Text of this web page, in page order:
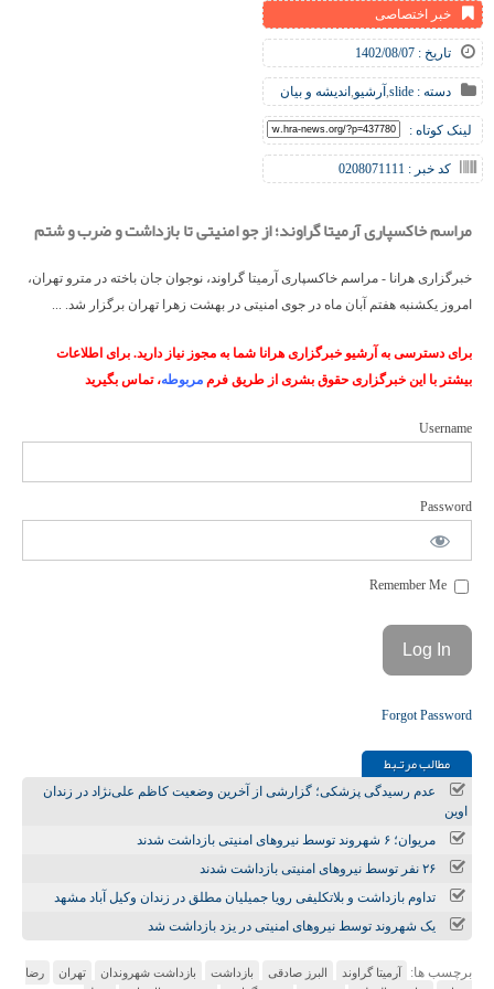
خبر اختصاصی
تاریخ : 1402/08/07
دسته : slide
,آرشیو,اندیشه و بیان
لینک کوتاه :
کد خبر : 0208071111
مراسم خاکسپاری آرمیتا گراوند؛ از جو امنیتی تا بازداشت و ضرب و شتم
خبرگزاری هرانا - مراسم خاکسپاری آرمیتا گراوند، نوجوان جان باخته در مترو تهران،
امروز یکشنبه هفتم آبان ماه در جوی امنیتی در بهشت زهرا تهران برگزار شد. ...
برای دسترسی به آرشیو خبرگزاری هرانا شما به مجوز نیاز دارید. برای اطلاعات
بیشتر با این خبرگزاری حقوق بشری از طریق فرم مربوطه، تماس بگیرید
Username
Password
Forgot Password
مطالب مرتـبط
عدم رسیدگی پزشکی؛ گزارشی از آخرین وضعیت کاظم علی‌نژاد در زندان
اوین
مریوان؛ ۶ شهروند توسط نیروهای امنیتی بازداشت شدند
۲۶ نفر توسط نیروهای امنیتی بازداشت شدند
تداوم بازداشت و بلاتکلیفی رویا جمیلیان مطلق در زندان وکیل آباد مشهد
یک شهروند توسط نیروهای امنیتی در یزد بازداشت شد
برچسب ها: آرمیتا گراوند البرز صادقی بازداشت بازداشت شهروندان تهران
رضا